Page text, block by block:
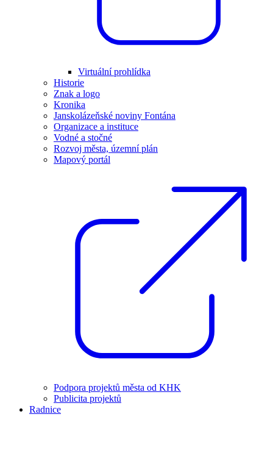
Virtuální prohlídka
Historie
Znak a logo
Kronika
Janskolázeňské noviny Fontána
Organizace a instituce
Vodné a stočné
Rozvoj města, územní plán
Mapový portál
Podpora projektů města od KHK
Publicita projektů
Radnice